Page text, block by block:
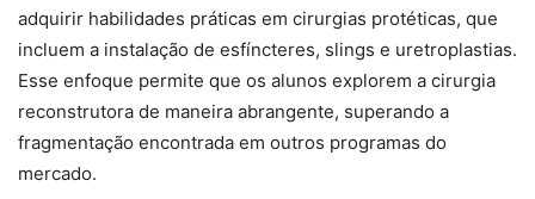
adquirir habilidades práticas em cirurgias protéticas, que
incluem a instalação de esfíncteres, slings e uretroplastias.
Esse enfoque permite que os alunos explorem a cirurgia
reconstrutora de maneira abrangente, superando a
fragmentação encontrada em outros programas do
mercado.